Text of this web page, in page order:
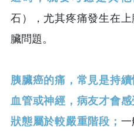
石），尤其疼痛發生在
臟問題。
胰臟癌的痛，常見是持
血管或神經，病友才會
狀態屬於較嚴重階段；